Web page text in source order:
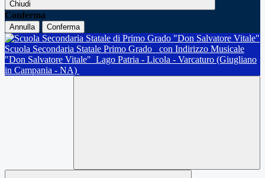
Chiudi
Conferma
Annulla Conferma
Scuola Secondaria Statale Primo Grado
con Indirizzo Musicale
"Don Salvatore Vitale" Lago Patria - Licola - Varcaturo (Giugliano
in Campania - NA)